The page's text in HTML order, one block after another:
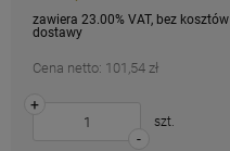
zawiera 23.00% VAT, bez kosztów
dostawy
Cena netto: 101,54 zł
-
+
szt.